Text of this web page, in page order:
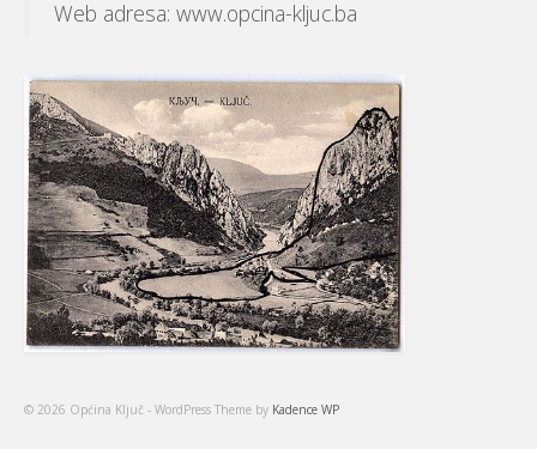
Web adresa: www.opcina-kljuc.ba
© 2026 Općina Ključ - WordPress Theme by Kadence WP